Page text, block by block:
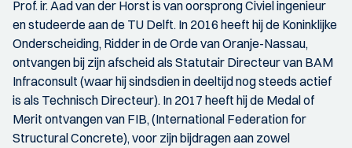
Prof. ir. Aad van der Horst is van oorsprong Civiel ingenieur
en studeerde aan de TU Delft. In 2016 heeft hij de Koninklijke
Onderscheiding, Ridder in de Orde van Oranje-Nassau,
ontvangen bij zijn afscheid als Statutair Directeur van BAM
Infraconsult (waar hij sindsdien in deeltijd nog steeds actief
is als Technisch Directeur). In 2017 heeft hij de Medal of
Merit ontvangen van FIB, (International Federation for
Structural Concrete), voor zijn bijdragen aan zowel